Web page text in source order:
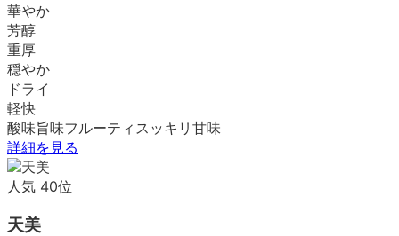
華やか
芳醇
重厚
穏やか
ドライ
軽快
酸味旨味フルーティ スッキリ 甘味
詳細を見る
人気 40位
天美